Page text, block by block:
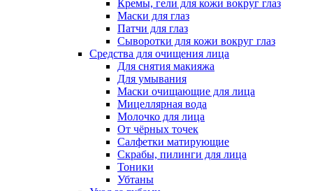
Кремы, гели для кожи вокруг глаз
Маски для глаз
Патчи для глаз
Сыворотки для кожи вокруг глаз
Средства для очищения лица
Для снятия макияжа
Для умывания
Маски очищающие для лица
Мицеллярная вода
Молочко для лица
От чёрных точек
Салфетки матирующие
Скрабы, пилинги для лица
Тоники
Убтаны